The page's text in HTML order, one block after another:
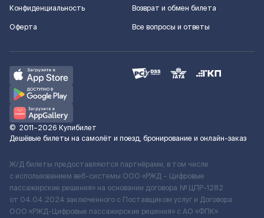
Конфиденциальность
Оферта
Возврат и обмен билета
Все вопросы и ответы
© 2011–2026 Купибилет
Дешёвые билеты на самолёт и поезд, бронирование и онлайн-заказ
Ж/Д билеты предоставляются партнёрами, в том числе
с использованием веб-системы ООО «РЖД – Цифровые
пассажирские решения» на основании договора № ЦПР-1282
от 04.04.2024 заключенного с Поставщиком услуг и Договора
ООО «РЖД-Цифровые пассажирские решения» c АО «ФПК»